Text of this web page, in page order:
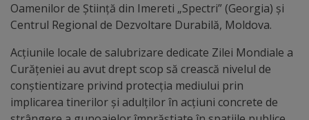
Ungheniul
turistic
Obiective
turistice
Oamenilor de Știință din Imereti „Spectri” (Georgia) și
Centrul Regional de Dezvoltare Durabilă, Moldova.
Acțiunile locale de salubrizare dedicate Zilei Mondiale a
Curățeniei au avut drept scop să crească nivelul de
conștientizare privind protecția mediului prin
implicarea tinerilor și adulților în acțiuni concrete de